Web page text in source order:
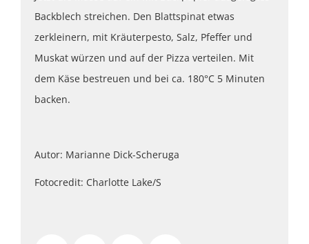
Backblech streichen. Den Blattspinat etwas
zerkleinern, mit Kräuterpesto, Salz, Pfeffer und
Muskat würzen und auf der Pizza verteilen. Mit
dem Käse bestreuen und bei ca. 180°C 5 Minuten
backen.
Autor: Marianne Dick-Scheruga
Fotocredit: Charlotte Lake/S